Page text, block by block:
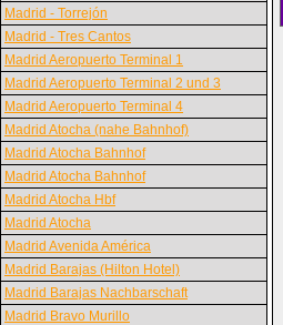
Madrid - Torrejón
Madrid - Tres Cantos
Madrid Aeropuerto Terminal 1
Madrid Aeropuerto Terminal 2 und 3
Madrid Aeropuerto Terminal 4
Madrid Atocha (nahe Bahnhof)
Madrid Atocha Bahnhof
Madrid Atocha Bahnhof
Madrid Atocha Hbf
Madrid Atocha
Madrid Avenida América
Madrid Barajas (Hilton Hotel)
Madrid Barajas Nachbarschaft
Madrid Bravo Murillo